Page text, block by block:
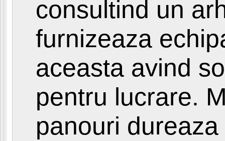
consultind un
furnizeaza
aceasta avind
pentru lucrare.
panouri